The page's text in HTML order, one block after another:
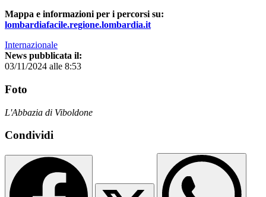
Mappa e informazioni per i percorsi su:
lombardiafacile.regione.lombardia.it
Internazionale
News pubblicata il:
03/11/2024 alle 8:53
Foto
L'Abbazia di Viboldone
Condividi